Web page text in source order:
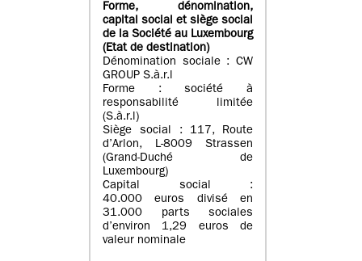
Forme, dénomination,
capital social et siège social
de la Société au Luxembourg
(Etat de destination)
Dénomination sociale : CW
GROUP S.à.r.l
Forme : société à
responsabilité limitée
(S.à.r.l)
Siège social : 117, Route
d’Arlon, L-8009 Strassen
(Grand-Duché de
Luxembourg)
Capital social :
40.000 euros divisé en
31.000 parts sociales
d’environ 1,29 euros de
valeur nominale